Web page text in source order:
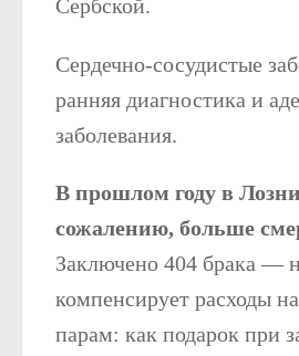
Сербской.
Сердечно-сосудистые
ранняя диагностика и
заболевания.
В прошлом году в
сожалению, больше
Заключено 404 брака —
компенсирует расходы
парам: как подарок при